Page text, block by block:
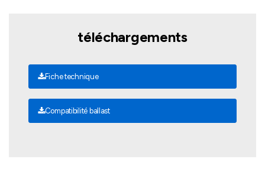
téléchargements
Fiche technique
Compatibilité ballast